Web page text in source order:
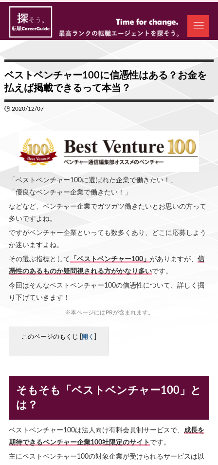
ベストベンチャー100に信憑性はある？お金を
払えば掲載できるって本当？
🕒 2020/12/07
「ベストベンチャー100に選ばれた企業で働きたい！」
「優良なベンチャー企業で働きたい！」
などなど、ベンチャー企業でガツガツ働きたいとお思いの方って
多いですよね。
ですがベンチャー企業といっても数多くあり、どこに応募しよう
か迷いますよね。
その選ぶ指標として「ベストベンチャー100」がありますが、 信
憑性のあるものか疑問視される方がかなり多いです。
今回はそんなベストベンチャー100の信憑性について、詳しく掘
り下げていきます！
※本ページにはPRが含まれます。
このページのもくじ 開く
そもそも「ベストベンチャー100」と
は？
ベストベンチャー100は法人向け有料会員制サービスで、 成長を
期待できるベンチャー企業100社限定のサイトです。
主にベストベンチャー100の対象企業が受けられるサービスは以